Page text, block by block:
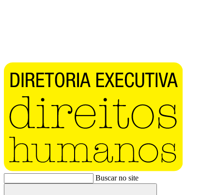
Buscar no site